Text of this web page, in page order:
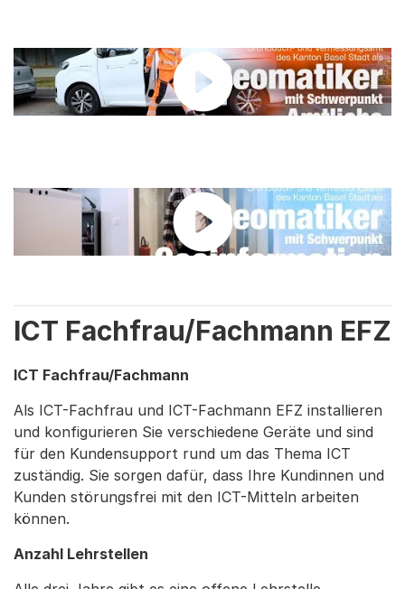
ICT Fachfrau/Fachmann EFZ
ICT Fachfrau/Fachmann
Als ICT-Fachfrau und ICT-Fachmann EFZ installieren
und konfigurieren Sie verschiedene Geräte und sind
für den Kundensupport rund um das Thema ICT
zuständig. Sie sorgen dafür, dass Ihre Kundinnen und
Kunden störungsfrei mit den ICT-Mitteln arbeiten
können.
Anzahl Lehrstellen